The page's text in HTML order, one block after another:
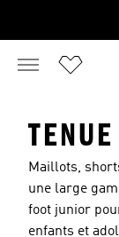
Maillots,
une large
foot junior
enfants et